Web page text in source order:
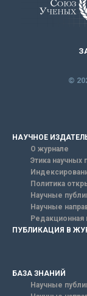
©
НАУЧНОЕ
О журнале
Этика научных
Политика
Научные
Научные
Редакционная
ПУБЛИКАЦИЯ В
БАЗА ЗНАНИЙ
Научные